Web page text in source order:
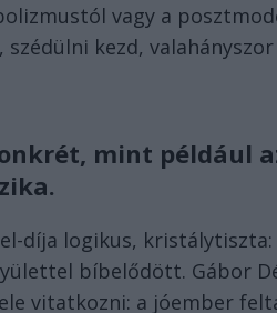
vagy a
kezd, valahányszor
mint például
díja logikus, kristálytiszta:
bíbelődött. Gábor
vitatkozni: a jóember